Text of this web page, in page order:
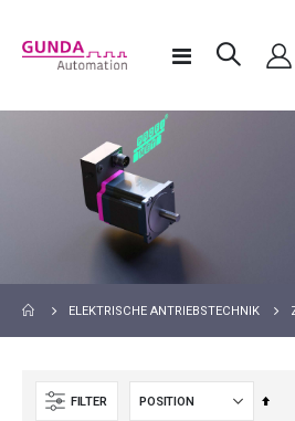
Navigation
ELEKTRISCHE ANTRIEBSTECHNIK
FILTER
In